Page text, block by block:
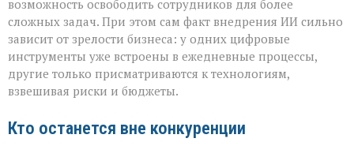
возможность освободить сотрудников для более
сложных задач. При этом сам факт внедрения ИИ сильно
зависит от зрелости бизнеса: у одних цифровые
инструменты уже встроены в ежедневные процессы,
другие только присматриваются к технологиям,
взвешивая риски и бюджеты.
Кто останется вне конкуренции